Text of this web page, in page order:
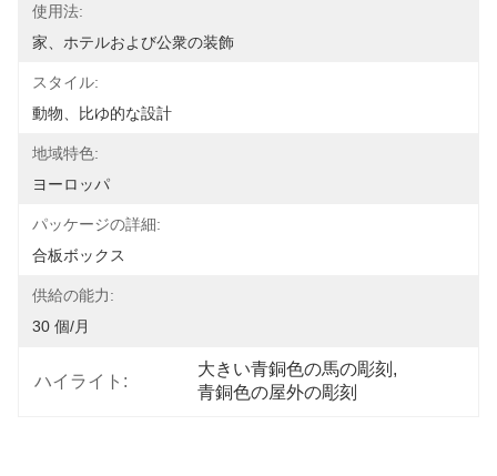
使用法:
家、ホテルおよび公衆の装飾
スタイル:
動物、比ゆ的な設計
地域特色:
ヨーロッパ
パッケージの詳細:
合板ボックス
供給の能力:
30 個/月
ハイライト:
大きい青銅色の馬の彫刻 ,
青銅色の屋外の彫刻